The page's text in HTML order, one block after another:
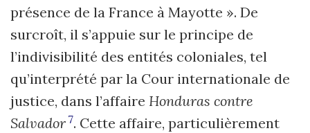
présence de la France à Mayotte ». De
surcroît, il s’appuie sur le principe de
l’indivisibilité des entités coloniales, tel
qu’interprété par la Cour internationale de
justice, dans l’affaire Honduras contre
Salvador 7. Cette affaire, particulièrement